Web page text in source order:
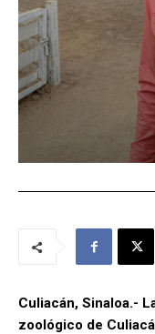
Culiacán, Sinaloa.-
zoológico de